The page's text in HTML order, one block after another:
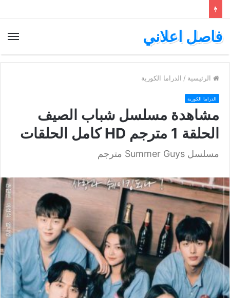
فاصل اعلاني
الرئيسية / الدراما الكورية
الدراما الكورية
مشاهدة مسلسل شباب الصيف
الحلقة 1 مترجم HD كامل الحلقات
مسلسل Summer Guys مترجم